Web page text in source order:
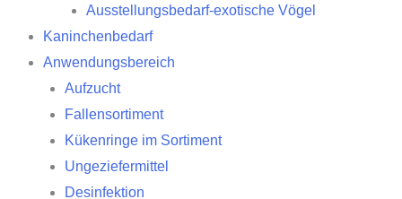
Ausstellungsbedarf-exotische Vögel
Kaninchenbedarf
Anwendungsbereich
Aufzucht
Fallensortiment
Kükenringe im Sortiment
Ungeziefermittel
Desinfektion